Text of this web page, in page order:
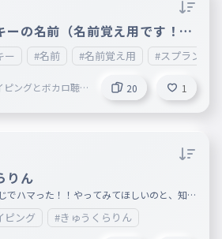
ーの名前（名前覚え用です！！
ー #名前 #名前覚え用 #スプランキ
ピングとボカロ聴
20 1
りん
でハマった！！やってみてほしいのと、知ら
てね〜！！いい歌だよ！！ URL載せとくね
watch?v=2b1IexhKPz4&lis
ピング #きゅうくらりん